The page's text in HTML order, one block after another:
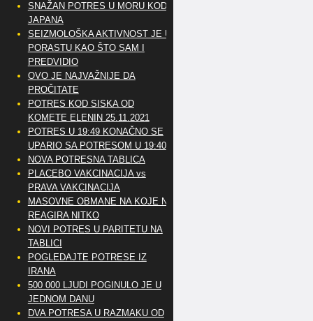
SNAŽAN POTRES U MORU KOD
JAPANA
SEIZMOLOŠKA AKTIVNOST JE U
PORASTU KAO ŠTO SAM I
PREDVIDIO
OVO JE NAJVAŽNIJE DA
PROČITATE
POTRES KOD SISKA OD
KOMETE ELENIN 25.11.2021
POTRES U 19:49 KONAČNO SE
UPARIO SA POTRESOM U 19:40
NOVA POTRESNA TABLICA
PLACEBO VAKCINACIJA vs
PRAVA VAKCINACIJA
MASOVNE OBMANE NA KOJE NE
REAGIRA NITKO
NOVI POTRES U PARITETU NA
TABLICI
POGLEDAJTE POTRESE IZ
IRANA
500 000 LJUDI POGINULO JE U
JEDNOM DANU
DVA POTRESA U RAZMAKU OD